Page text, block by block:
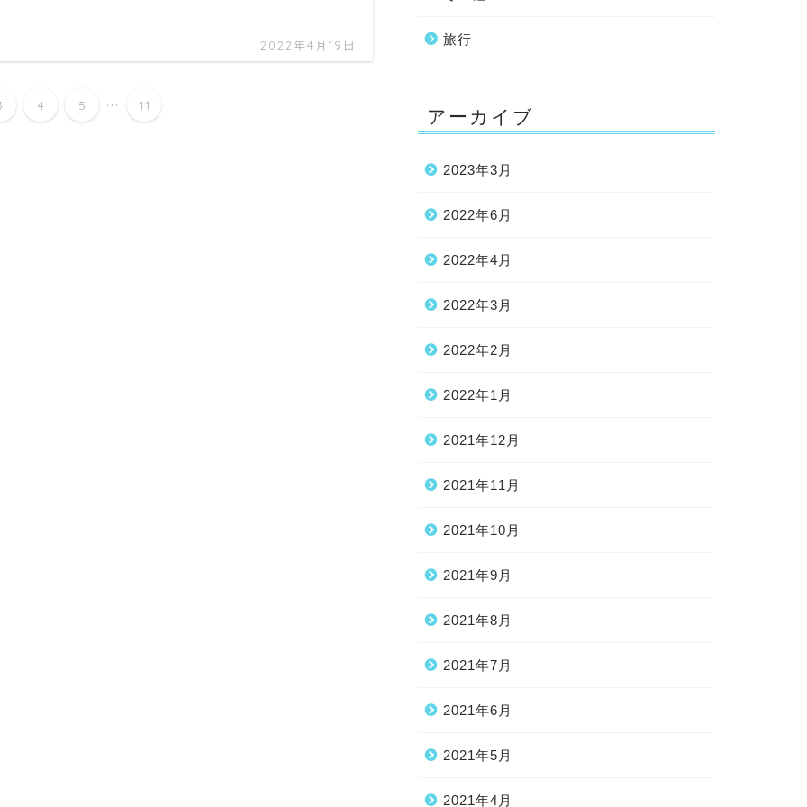
2022年4月19日
4 5 ... 11
旅行
アーカイブ
2023年3月
2022年6月
2022年4月
2022年3月
2022年2月
2022年1月
2021年12月
2021年11月
2021年10月
2021年9月
2021年8月
2021年7月
2021年6月
2021年5月
2021年4月